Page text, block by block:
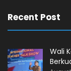
Recent Post
Wali